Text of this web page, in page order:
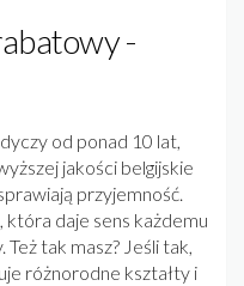
-
od ponad 10 lat,
jakości belgijskie
przyjemność.
która daje sens każdemu
tak masz? Jeśli tak,
różnorodne kształty i